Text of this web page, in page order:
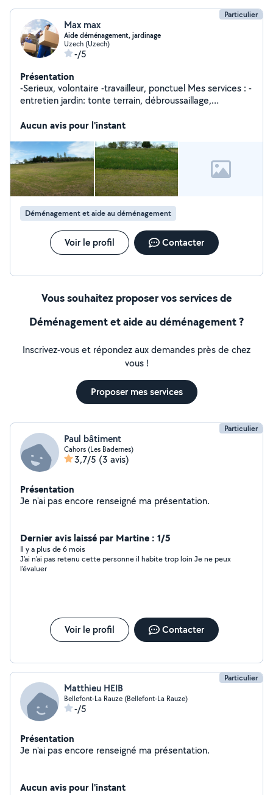
Particulier
Max max
Aide déménagement, jardinage
Uzech (Uzech)
-/5
Présentation
-Serieux, volontaire -travailleur, ponctuel Mes services : -
entretien jardin: tonte terrain, débroussaillage,
grange
Aucun avis pour l'instant
Déménagement et aide au déménagement
Voir le profil Contacter
Vous souhaitez proposer vos services de
Déménagement et aide au déménagement ?
Inscrivez-vous et répondez aux demandes près de chez
vous !
Proposer mes services
Particulier
Paul bâtiment
Cahors (Les Badernes)
3,7/5 (3 avis)
Présentation
Je n'ai pas encore renseigné ma présentation.
Dernier avis laissé par Martine : 1/5
Il y a plus de 6 mois
J'ai n'ai pas retenu cette personne il habite trop loin Je ne peux
l’évaluer
Voir le profil Contacter
Particulier
Matthieu HEIB
Bellefont-La Rauze (Bellefont-La Rauze)
-/5
Présentation
Je n'ai pas encore renseigné ma présentation.
Aucun avis pour l'instant